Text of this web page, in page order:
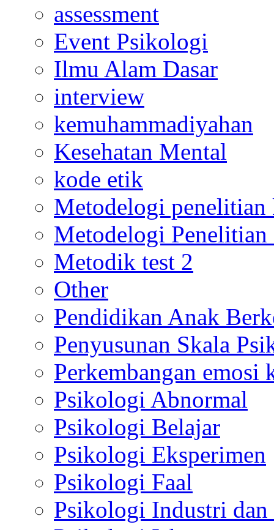
assessment
Event Psikologi
Ilmu Alam Dasar
interview
kemuhammadiyahan
Kesehatan Mental
kode etik
Metodelogi
Metodelogi
Metodik test 2
Other
Pendidikan Anak
Penyusunan Skala
Perkembangan emosi
Psikologi Abnormal
Psikologi Belajar
Psikologi Eksperimen
Psikologi Faal
Psikologi Industri dan